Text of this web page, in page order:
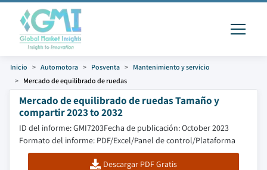
Inicio Automotora Posventa
Mantenimiento y servicio
Mercado de equilibrado de ruedas
Mercado de equilibrado de ruedas Tamaño y
compartir 2023 to 2032
ID del informe: GMI7203Fecha de publicación: October 2023
Formato del informe: PDF/Excel/Panel de control/Plataforma
Descargar PDF Gratis